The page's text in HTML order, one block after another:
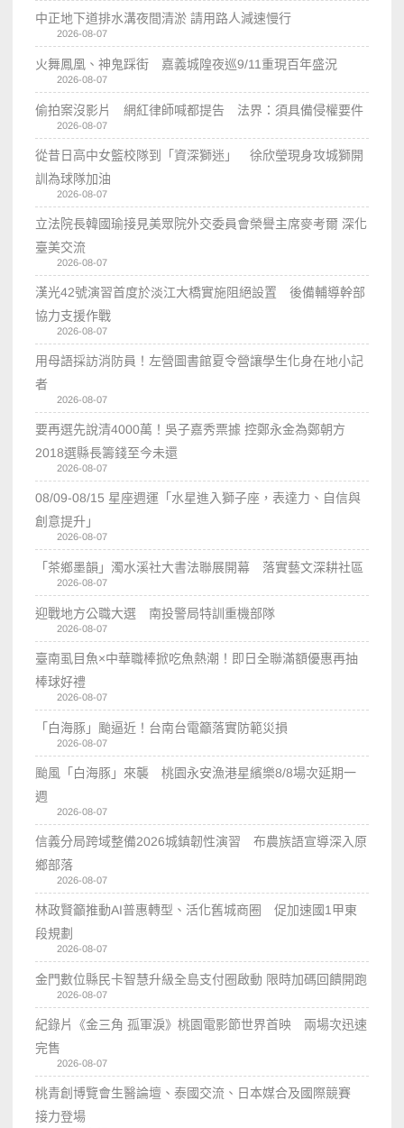
中正地下道排水溝夜間清淤 請用路人減速慢行
2026-08-07
火舞鳳凰、神鬼踩街 嘉義城隍夜巡9/11重現百年盛況
2026-08-07
偷拍案沒影片 網紅律師喊都提告 法界：須具備侵權要件
2026-08-07
從昔日高中女籃校隊到「資深獅迷」 徐欣瑩現身攻城獅開
訓為球隊加油
2026-08-07
立法院長韓國瑜接見美眾院外交委員會榮譽主席麥考爾 深化
臺美交流
2026-08-07
漢光42號演習首度於淡江大橋實施阻絕設置 後備輔導幹部
協力支援作戰
2026-08-07
用母語採訪消防員！左營圖書館夏令營讓學生化身在地小記
者
2026-08-07
要再選先說清4000萬！吳子嘉秀票據 控鄭永金為鄭朝方
2018選縣長籌錢至今未還
2026-08-07
08/09-08/15 星座週運「水星進入獅子座，表達力、自信與
創意提升」
2026-08-07
「茶鄉墨韻」濁水溪社大書法聯展開幕 落實藝文深耕社區
2026-08-07
迎戰地方公職大選 南投警局特訓重機部隊
2026-08-07
臺南虱目魚×中華職棒掀吃魚熱潮！即日全聯滿額優惠再抽
棒球好禮
2026-08-07
「白海豚」颱逼近！台南台電籲落實防範災損
2026-08-07
颱風「白海豚」來襲 桃園永安漁港星繽樂8/8場次延期一
週
2026-08-07
信義分局跨域整備2026城鎮韌性演習 布農族語宣導深入原
鄉部落
2026-08-07
林政賢籲推動AI普惠轉型、活化舊城商圈 促加速國1甲東
段規劃
2026-08-07
金門數位縣民卡智慧升級全島支付圈啟動 限時加碼回饋開跑
2026-08-07
紀錄片《金三角 孤軍淚》桃園電影節世界首映 兩場次迅速
完售
2026-08-07
桃青創博覽會生醫論壇、泰國交流、日本媒合及國際競賽
接力登場